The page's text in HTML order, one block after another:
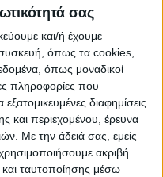
σας
και/ή έχουμε
όπως τα cookies,
όπως μοναδικοί
πληροφορίες που
διαφημίσεις
και περιεχομένου, έρευνα
Με την άδειά σας, εμείς
ακριβή
ταυτοποίησης μέσω
8517-